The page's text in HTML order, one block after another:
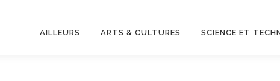
AILLEURS ARTS & CULTURES SCIENCE ET